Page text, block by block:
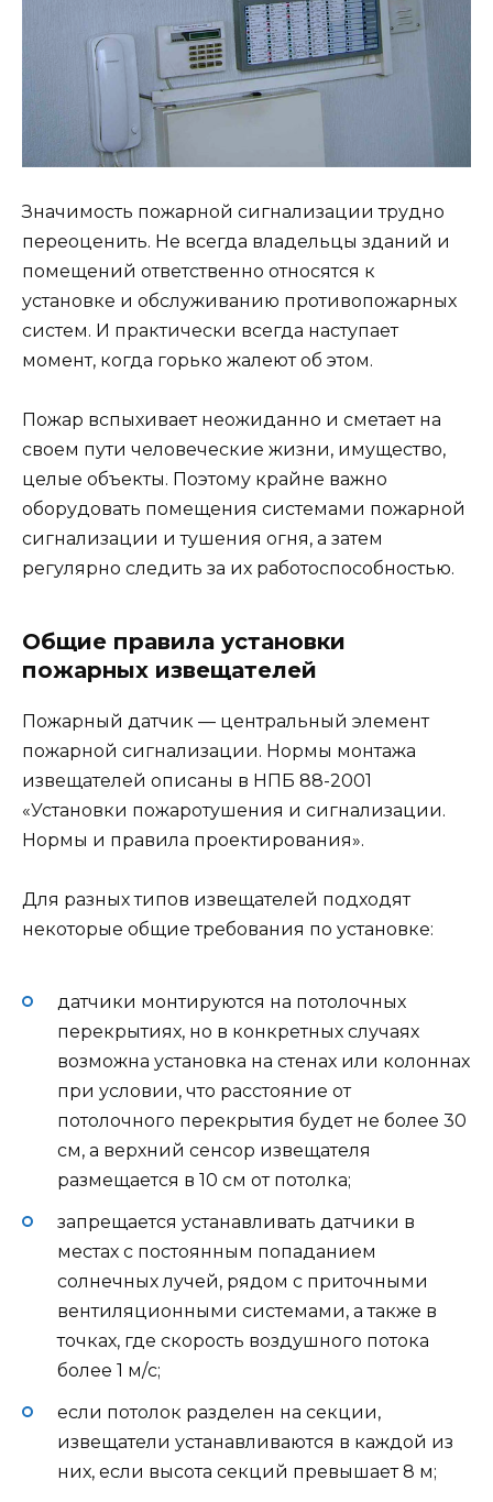
Значимость пожарной сигнализации трудно
переоценить. Не всегда владельцы зданий и
помещений ответственно относятся к
установке и обслуживанию противопожарных
систем. И практически всегда наступает
момент, когда горько жалеют об этом.
Пожар вспыхивает неожиданно и сметает на
своем пути человеческие жизни, имущество,
целые объекты. Поэтому крайне важно
оборудовать помещения системами пожарной
сигнализации и тушения огня, а затем
регулярно следить за их работоспособностью.
Общие правила установки
пожарных извещателей
Пожарный датчик — центральный элемент
пожарной сигнализации. Нормы монтажа
извещателей описаны в НПБ 88-2001
«Установки пожаротушения и сигнализации.
Нормы и правила проектирования».
Для разных типов извещателей подходят
некоторые общие требования по установке:
датчики монтируются на потолочных
перекрытиях, но в конкретных случаях
возможна установка на стенах или колоннах
при условии, что расстояние от
потолочного перекрытия будет не более 30
см, а верхний сенсор извещателя
размещается в 10 см от потолка;
запрещается устанавливать датчики в
местах с постоянным попаданием
солнечных лучей, рядом с приточными
вентиляционными системами, а также в
точках, где скорость воздушного потока
более 1 м/с;
если потолок разделен на секции,
извещатели устанавливаются в каждой из
них, если высота секций превышает 8 м;